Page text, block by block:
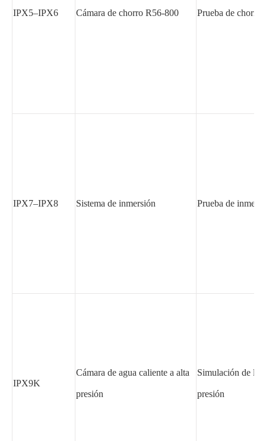
IPX5–IPX6 Cámara de chorro R56-800 Prueba de chorro
IPX7–IPX8 Sistema de inmersión Prueba de
IPX9K
Cámara de agua caliente a alta
presión
Simulación de
presión